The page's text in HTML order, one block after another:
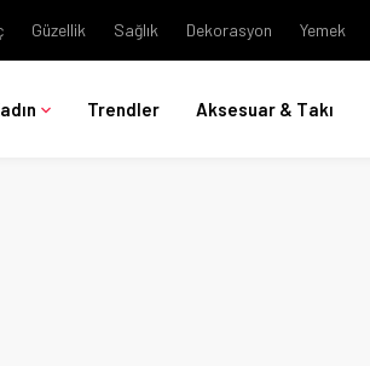
Güzellik Sağlık Dekorasyon Yemek
Trendler Aksesuar & Takı